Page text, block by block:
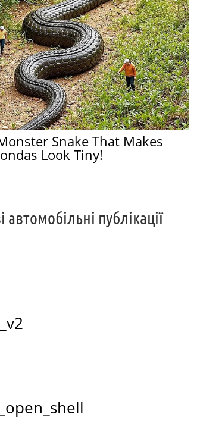
Snake That Makes
Look Tiny!
автомобільні публікації